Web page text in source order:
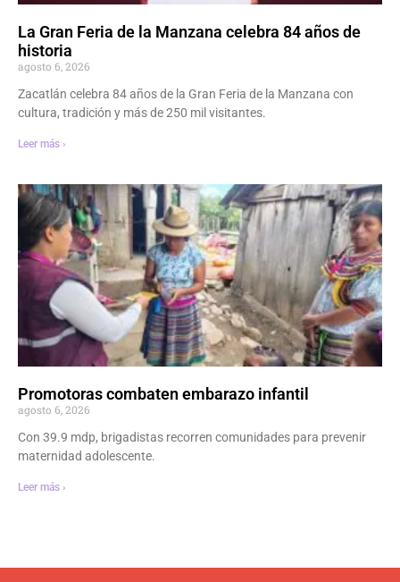
La Gran Feria de la Manzana celebra 84 años de
historia
agosto 6, 2026
Zacatlán celebra 84 años de la Gran Feria de la Manzana con
cultura, tradición y más de 250 mil visitantes.
Leer más ›
Promotoras combaten embarazo infantil
agosto 6, 2026
Con 39.9 mdp, brigadistas recorren comunidades para prevenir
maternidad adolescente.
Leer más ›